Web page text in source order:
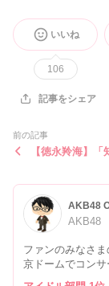
いいね
106
記事をシェア
前の記事
【徳永羚海】「
AKB48
ファンのみなさ
京ドームでコン
きました。そし